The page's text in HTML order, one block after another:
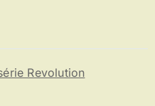
Revolution